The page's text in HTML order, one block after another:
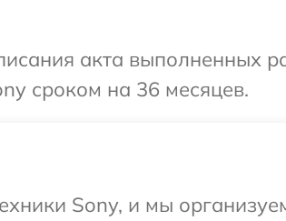
акта выполненных
сроком на 36 месяцев.
Sony, и мы